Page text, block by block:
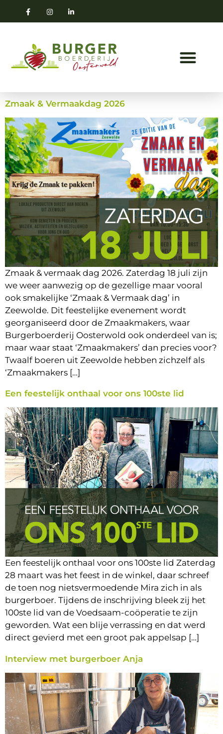
Zmaak & Vermaakdag 2026
Zmaak & vermaak dag 2026. Zaterdag 18 juli zijn
we weer aanwezig op de gezellige maar vooral
ook smakelijke ‘Zmaak & Vermaak dag’ in
Zeewolde. Dit feestelijke evenement wordt
georganiseerd door de Zmaakmakers, waar
Burgerboerderij Oosterwold ook onderdeel van is;
maar waar staat ‘Zmaakmakers’ dan precies voor?
Twaalf boeren uit Zeewolde hebben zichzelf als
‘Zmaakmakers […]
Een feestelijk onthaal voor ons 100ste lid
Een feestelijk onthaal voor ons 100ste lid Zaterdag
28 maart was het feest in de winkel, daar schreef
de toen nog nietsvermoedende Mira zich in als
burgerboer. Tijdens de inschrijving bleek zij het
100ste lid van de Voedsaam-coöperatie te zijn
geworden. Wat een blije verrassing en dat werd
direct gevierd met een groot pak appelsap […]
Interview met burgerboer Anja